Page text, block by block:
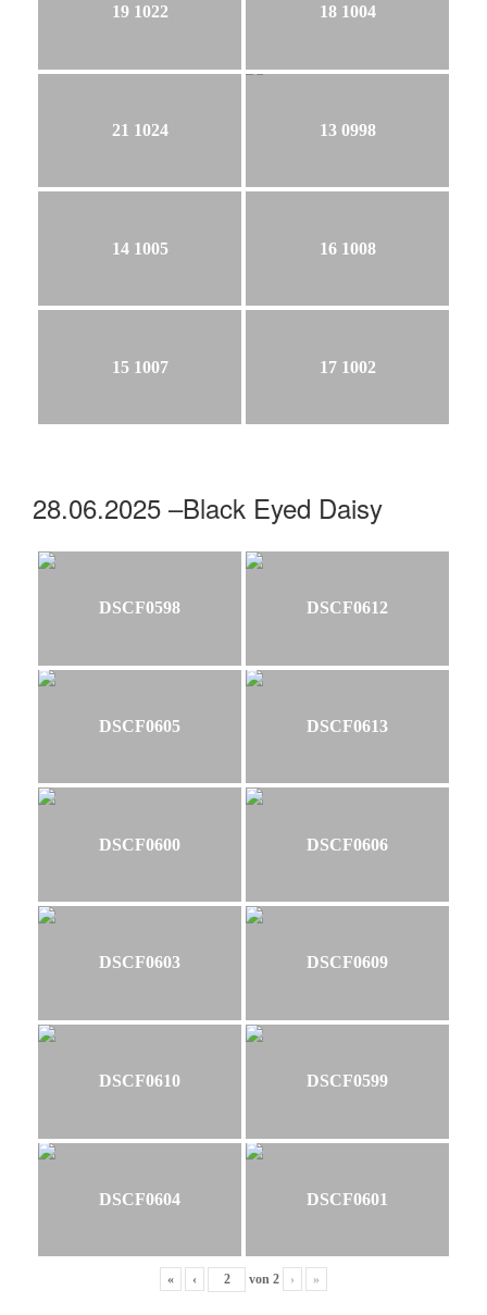
19 1022 18 1004
21 1024 13 0998
14 1005 16 1008
15 1007 17 1002
28.06.2025 –Black Eyed Daisy
DSCF0598 DSCF0612
DSCF0605 DSCF0613
DSCF0600 DSCF0606
DSCF0603 DSCF0609
DSCF0610 DSCF0599
DSCF0604 DSCF0601
« ‹ von 2 › »